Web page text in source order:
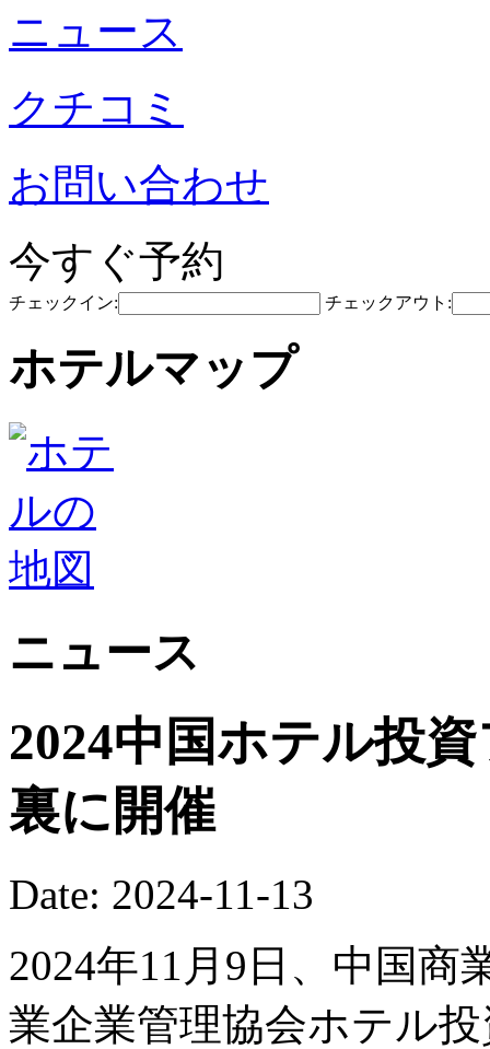
ニュース
クチコミ
お問い合わせ
今すぐ予約
チェックイン: チェックアウト:
ホテルマップ
ニュース
2024中国ホテル投
裏に開催
Date: 2024-11-13
2024年11月9日、中国商
業企業管理協会ホテル